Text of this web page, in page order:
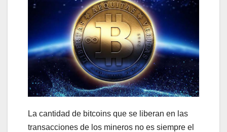
La cantidad de bitcoins que se liberan en las
transacciones de los mineros no es siempre el